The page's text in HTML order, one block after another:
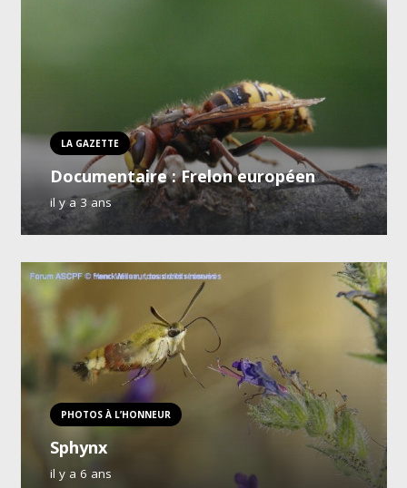
LA GAZETTE
Documentaire : Frelon européen
il y a 3 ans
PHOTOS À L’HONNEUR
Sphynx
il y a 6 ans